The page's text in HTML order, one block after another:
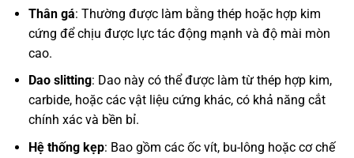
Thân gá: Thường được làm bằng thép hoặc hợp kim
cứng để chịu được lực tác động mạnh và độ mài mòn
cao.
Dao slitting: Dao này có thể được làm từ thép hợp kim,
carbide, hoặc các vật liệu cứng khác, có khả năng cắt
chính xác và bền bỉ.
Hệ thống kẹp: Bao gồm các ốc vít, bu-lông hoặc cơ chế